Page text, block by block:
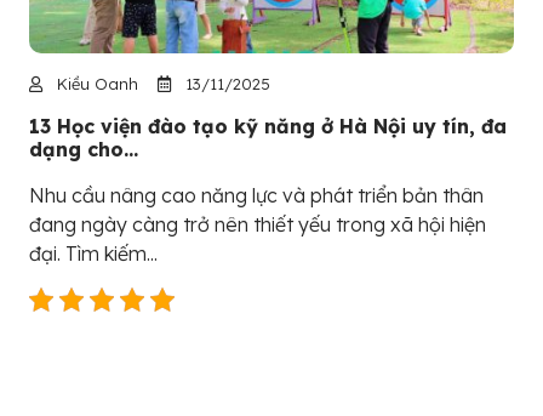
Kiều Oanh 13/11/2025
13 Học viện đào tạo kỹ năng ở Hà Nội uy tín, đa
dạng cho...
Nhu cầu nâng cao năng lực và phát triển bản thân
đang ngày càng trở nên thiết yếu trong xã hội hiện
đại. Tìm kiếm...